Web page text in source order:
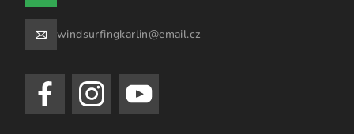
windsurfingkarlin@email.cz